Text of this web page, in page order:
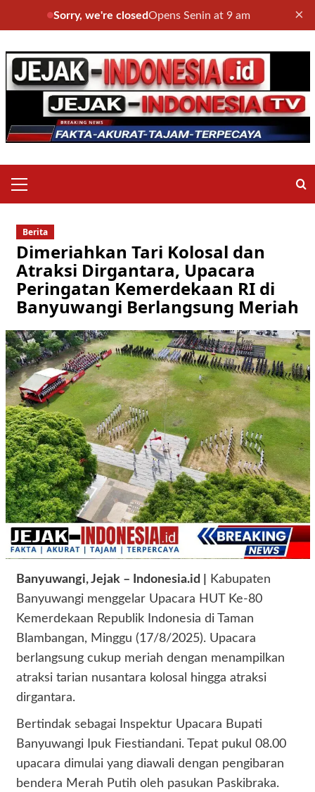
Sorry, we're closedOpens Senin at 9 am ×
to
content
Menu
Berita
Dimeriahkan Tari Kolosal dan
Atraksi Dirgantara, Upacara
Peringatan Kemerdekaan RI di
Banyuwangi Berlangsung Meriah
Banyuwangi, Jejak – Indonesia.id |
Kabupaten
Banyuwangi menggelar Upacara HUT Ke-80
Kemerdekaan Republik Indonesia di Taman
Blambangan, Minggu (17/8/2025). Upacara
berlangsung cukup meriah dengan menampilkan
atraksi tarian nusantara kolosal hingga atraksi
dirgantara.
Bertindak sebagai Inspektur Upacara Bupati
Banyuwangi Ipuk Fiestiandani. Tepat pukul 08.00
upacara dimulai yang diawali dengan pengibaran
bendera Merah Putih oleh pasukan Paskibraka.